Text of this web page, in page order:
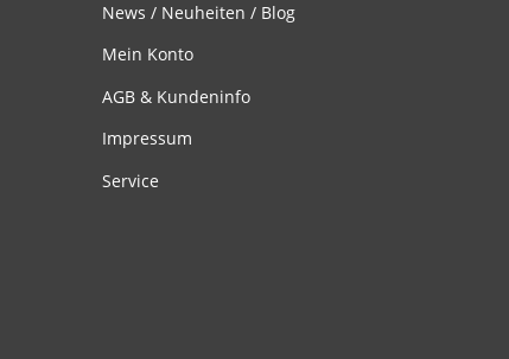
News / Neuheiten / Blog
Mein Konto
AGB & Kundeninfo
Impressum
Service